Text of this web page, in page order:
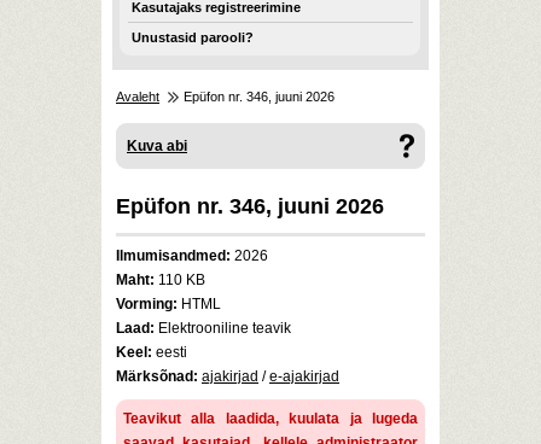
Kasutajaks registreerimine
Unustasid parooli?
Avaleht Epüfon nr. 346, juuni 2026
Kuva abi
Epüfon nr. 346, juuni 2026
Ilmumisandmed: 2026
Maht: 110 KB
Vorming: HTML
Laad: Elektrooniline teavik
Keel: eesti
Märksõnad: ajakirjad /e-ajakirjad
Teavikut alla laadida, kuulata ja lugeda